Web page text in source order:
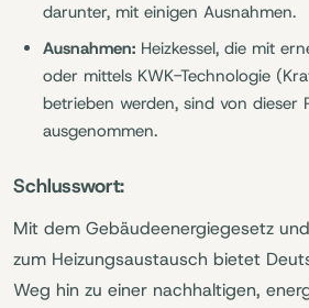
darunter, mit einigen Ausnahmen.
Ausnahmen: Heizkessel, die mit
oder mittels KWK-Technologie
betrieben werden, sind von dieser
ausgenommen.
Schlusswort:
Mit dem Gebäudeenergiegesetz
zum Heizungsaustausch bietet
Weg hin zu einer nachhaltigen,